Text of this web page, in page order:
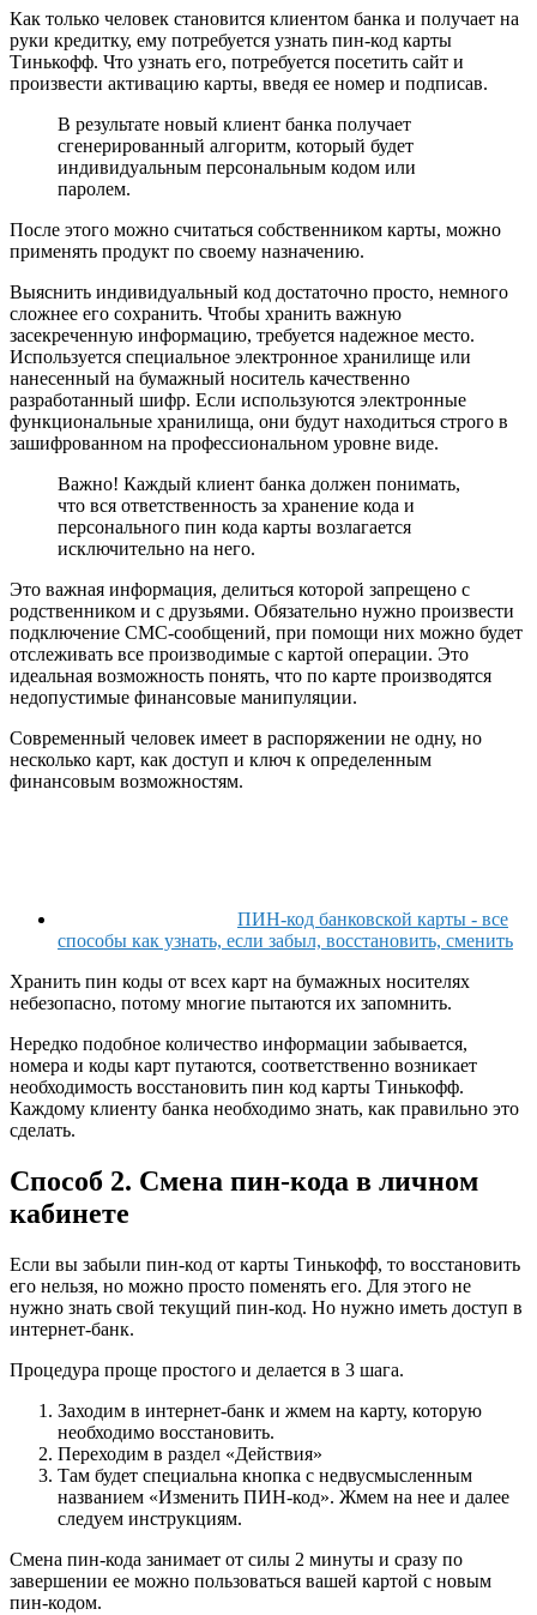
Как только человек становится клиентом банка и получает на
руки кредитку, ему потребуется узнать пин-код карты
Тинькофф. Что узнать его, потребуется посетить сайт и
произвести активацию карты, введя ее номер и подписав.
В результате новый клиент банка получает
сгенерированный алгоритм, который будет
индивидуальным персональным кодом или
паролем.
После этого можно считаться собственником карты, можно
применять продукт по своему назначению.
Выяснить индивидуальный код достаточно просто, немного
сложнее его сохранить. Чтобы хранить важную
засекреченную информацию, требуется надежное место.
Используется специальное электронное хранилище или
нанесенный на бумажный носитель качественно
разработанный шифр. Если используются электронные
функциональные хранилища, они будут находиться строго в
зашифрованном на профессиональном уровне виде.
Важно! Каждый клиент банка должен понимать,
что вся ответственность за хранение кода и
персонального пин кода карты возлагается
исключительно на него.
Это важная информация, делиться которой запрещено с
родственником и с друзьями. Обязательно нужно произвести
подключение СМС-сообщений, при помощи них можно будет
отслеживать все производимые с картой операции. Это
идеальная возможность понять, что по карте производятся
недопустимые финансовые манипуляции.
Современный человек имеет в распоряжении не одну, но
несколько карт, как доступ и ключ к определенным
финансовым возможностям.
ПИН-код банковской карты - все
способы как узнать, если забыл, восстановить, сменить
Хранить пин коды от всех карт на бумажных носителях
небезопасно, потому многие пытаются их запомнить.
Нередко подобное количество информации забывается,
номера и коды карт путаются, соответственно возникает
необходимость восстановить пин код карты Тинькофф.
Каждому клиенту банка необходимо знать, как правильно это
сделать.
Способ 2. Смена пин-кода в личном
кабинете
Если вы забыли пин-код от карты Тинькофф, то восстановить
его нельзя, но можно просто поменять его. Для этого не
нужно знать свой текущий пин-код. Но нужно иметь доступ в
интернет-банк.
Процедура проще простого и делается в 3 шага.
Заходим в интернет-банк и жмем на карту, которую
необходимо восстановить.
Переходим в раздел «Действия»
Там будет специальна кнопка с недвусмысленным
названием «Изменить ПИН-код». Жмем на нее и далее
следуем инструкциям.
Смена пин-кода занимает от силы 2 минуты и сразу по
завершении ее можно пользоваться вашей картой с новым
пин-кодом.